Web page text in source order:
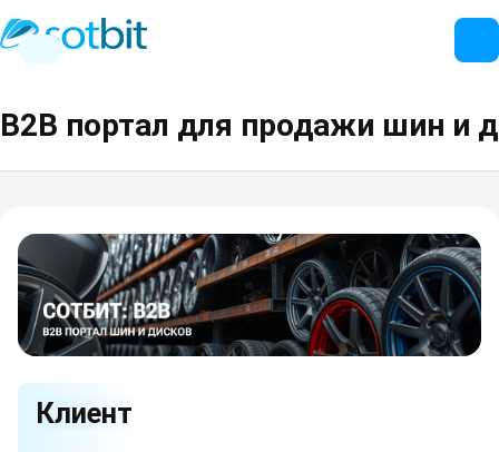
B2B портал для продажи шин и
Клиент